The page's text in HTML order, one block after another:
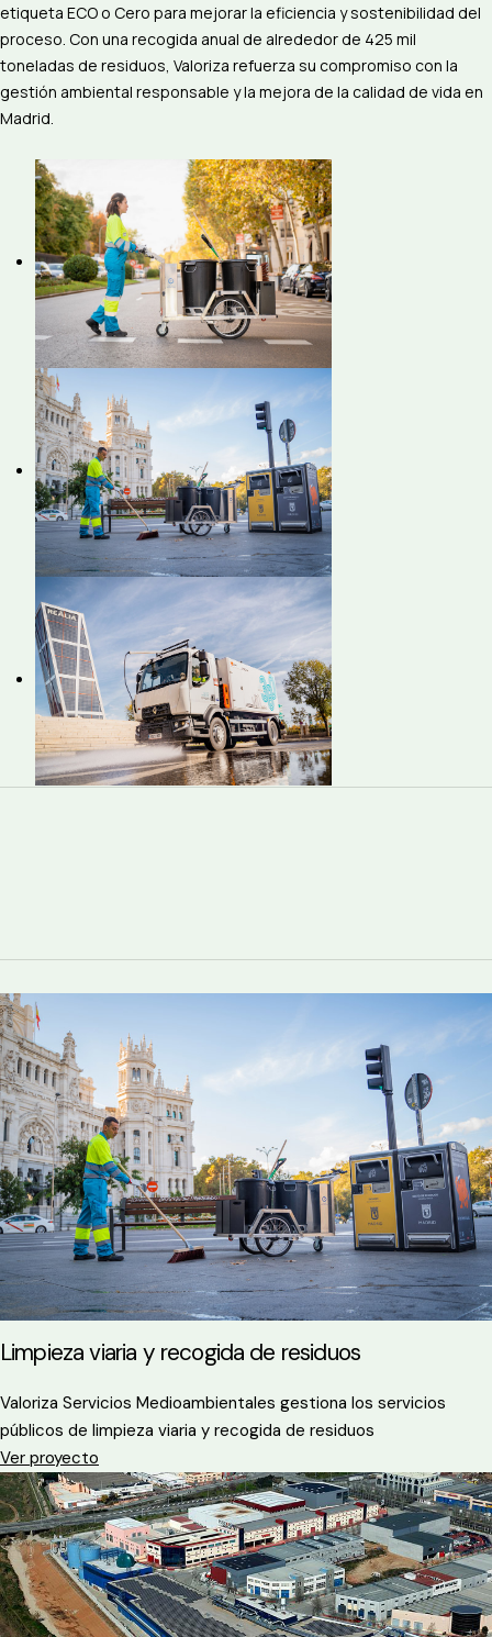
etiqueta ECO o Cero para mejorar la eficiencia y sostenibilidad del
proceso. Con una recogida anual de alrededor de 425 mil
toneladas de residuos, Valoriza refuerza su compromiso con la
gestión ambiental responsable y la mejora de la calidad de vida en
Madrid.
Limpieza viaria y recogida de residuos
Valoriza Servicios Medioambientales gestiona los servicios
públicos de limpieza viaria y recogida de residuos
Ver proyecto